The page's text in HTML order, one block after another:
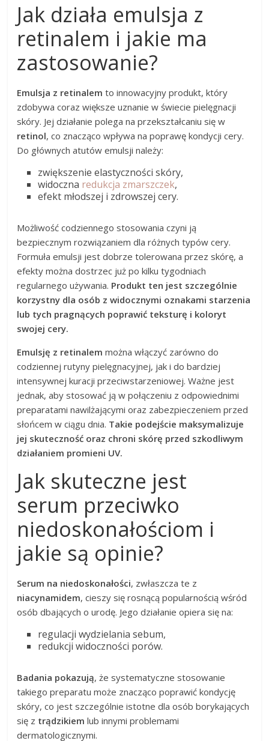
Jak działa emulsja z
retinalem i jakie ma
zastosowanie?
Emulsja z retinalem to innowacyjny produkt, który
zdobywa coraz większe uznanie w świecie pielęgnacji
skóry. Jej działanie polega na przekształcaniu się w
retinol, co znacząco wpływa na poprawę kondycji cery.
Do głównych atutów emulsji należy:
zwiększenie elastyczności skóry,
widoczna redukcja zmarszczek,
efekt młodszej i zdrowszej cery.
Możliwość codziennego stosowania czyni ją
bezpiecznym rozwiązaniem dla różnych typów cery.
Formuła emulsji jest dobrze tolerowana przez skórę, a
efekty można dostrzec już po kilku tygodniach
regularnego używania. Produkt ten jest szczególnie
korzystny dla osób z widocznymi oznakami starzenia
lub tych pragnących poprawić teksturę i koloryt
swojej cery.
Emulsję z retinalem można włączyć zarówno do
codziennej rutyny pielęgnacyjnej, jak i do bardziej
intensywnej kuracji przeciwstarzeniowej. Ważne jest
jednak, aby stosować ją w połączeniu z odpowiednimi
preparatami nawilżającymi oraz zabezpieczeniem przed
słońcem w ciągu dnia. Takie podejście maksymalizuje
jej skuteczność oraz chroni skórę przed szkodliwym
działaniem promieni UV.
Jak skuteczne jest
serum przeciwko
niedoskonałościom i
jakie są opinie?
Serum na niedoskonałości, zwłaszcza te z
niacynamidem, cieszy się rosnącą popularnością wśród
osób dbających o urodę. Jego działanie opiera się na:
regulacji wydzielania sebum,
redukcji widoczności porów.
Badania pokazują, że systematyczne stosowanie
takiego preparatu może znacząco poprawić kondycję
skóry, co jest szczególnie istotne dla osób borykających
się z trądzikiem lub innymi problemami
dermatologicznymi.